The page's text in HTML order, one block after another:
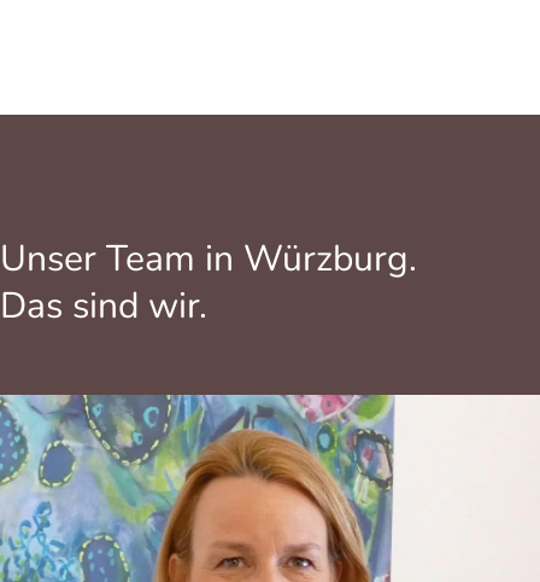
Unser Team in Würzburg.
Das sind wir.